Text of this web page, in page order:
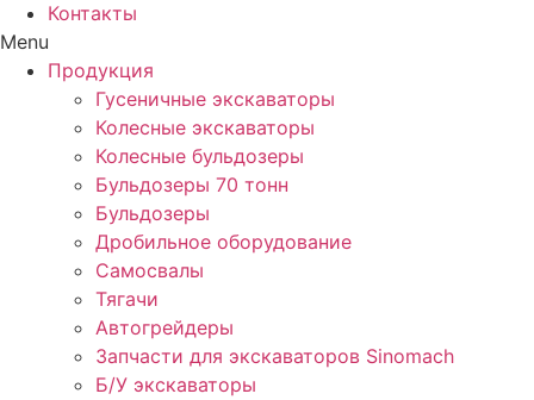
Контакты
Menu
Продукция
Гусеничные экскаваторы
Колесные экскаваторы
Колесные бульдозеры
Бульдозеры 70 тонн
Бульдозеры
Дробильное оборудование
Самосвалы
Тягачи
Автогрейдеры
Запчасти для экскаваторов Sinomach
Б/У экскаваторы